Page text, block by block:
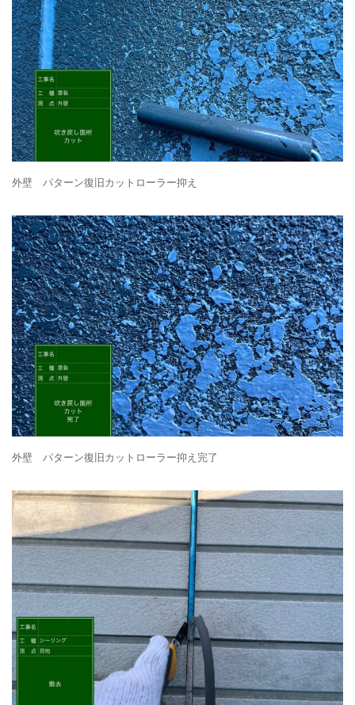
外壁 パターン復旧カットローラー抑え
外壁 パターン復旧カットローラー抑え完了